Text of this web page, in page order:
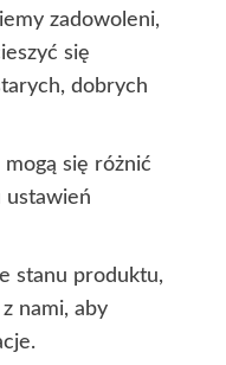
zadowoleni,
się
dobrych
się różnić
ustawień
stanu produktu,
nami, aby